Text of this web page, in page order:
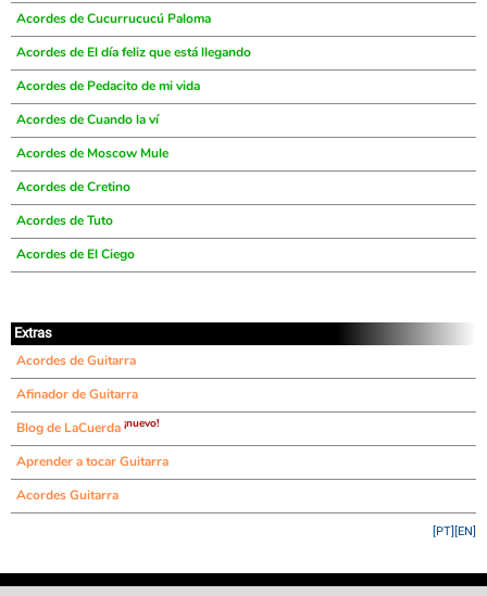
Acordes de Cucurrucucú Paloma
Acordes de El día feliz que está llegando
Acordes de Pedacito de mi vida
Acordes de Cuando la ví
Acordes de Moscow Mule
Acordes de Cretino
Acordes de Tuto
Acordes de El Ciego
Extras
Acordes de Guitarra
Afinador de Guitarra
Blog de LaCuerda ¡nuevo!
Aprender a tocar Guitarra
Acordes Guitarra
[EN]
[PT]